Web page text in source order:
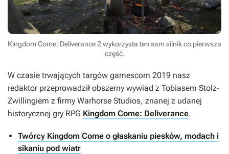
Kingdom Come: Deliverance 2 wykorzysta ten sam silnik co pierwsza
część.
W czasie trwających targów gamescom 2019 nasz
redaktor przeprowadził obszerny wywiad z Tobiasem Stolz-
Zwillingiem z firmy Warhorse Studios, znanej z udanej
historycznej gry RPG Kingdom Come: Deliverance.
Twórcy Kingdom Come o głaskaniu piesków, modach i
sikaniu pod wiatr